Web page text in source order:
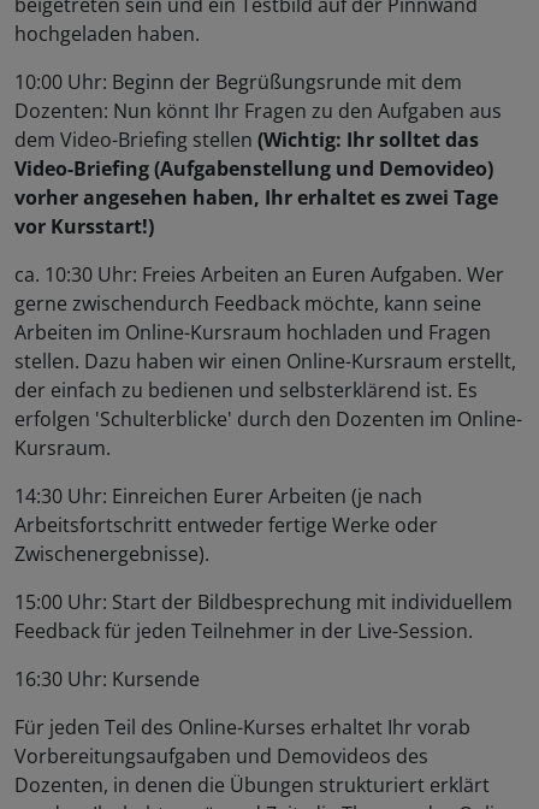
hochgeladen haben.
10:00 Uhr: Beginn der Begrüßungsrunde mit dem
Dozenten: Nun könnt Ihr Fragen zu den Aufgaben aus
dem Video-Briefing stellen (Wichtig: Ihr solltet das
Video-Briefing (Aufgabenstellung und Demovideo)
vorher angesehen haben, Ihr erhaltet es zwei Tage
vor Kursstart!)
ca. 10:30 Uhr: Freies Arbeiten an Euren Aufgaben. Wer
gerne zwischendurch Feedback möchte, kann seine
Arbeiten im Online-Kursraum hochladen und Fragen
stellen. Dazu haben wir einen Online-Kursraum erstellt,
der einfach zu bedienen und selbsterklärend ist. Es
erfolgen 'Schulterblicke' durch den Dozenten im Online-
Kursraum.
14:30 Uhr: Einreichen Eurer Arbeiten (je nach
Arbeitsfortschritt entweder fertige Werke oder
Zwischenergebnisse).
15:00 Uhr: Start der Bildbesprechung mit individuellem
Feedback für jeden Teilnehmer in der Live-Session.
16:30 Uhr: Kursende
Für jeden Teil des Online-Kurses erhaltet Ihr vorab
Vorbereitungsaufgaben und Demovideos des
Dozenten, in denen die Übungen strukturiert erklärt